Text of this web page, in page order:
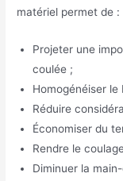
matériel permet de :
Projeter une
coulée ;
Homogénéiser
Réduire
Économiser du
Rendre le
Diminuer la